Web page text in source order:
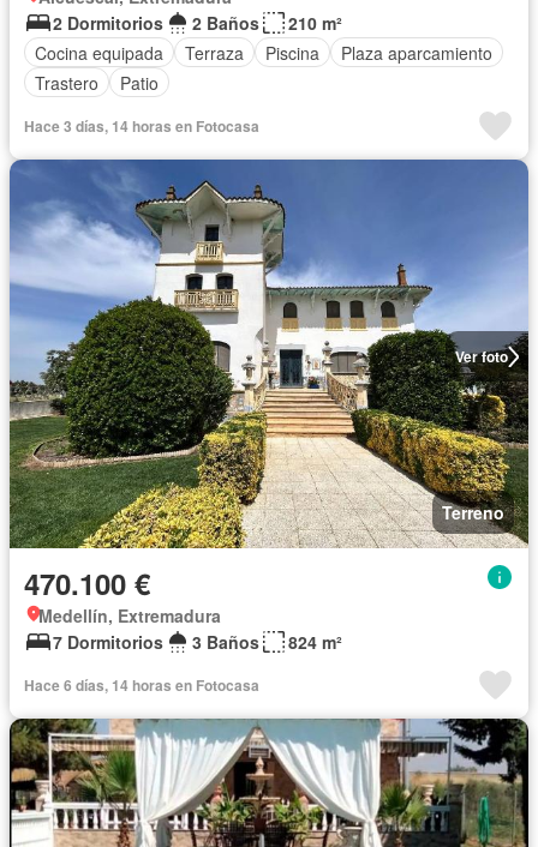
2 Dormitorios
2 Baños
210 m²
Cocina equipada
Terraza Piscina
Plaza aparcamiento
Trastero
Patio
Hace 3 días, 14 horas en Fotocasa
Ver foto
Terreno
470.100 €
Medellín, Extremadura
7 Dormitorios
3 Baños 824 m²
Hace 6 días, 14 horas en Fotocasa